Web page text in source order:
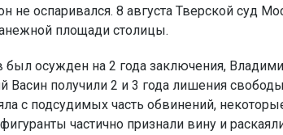
не оспаривался. 8 августа Тверской суд
площади столицы.
осужден на 2 года заключения,
Васин получили 2 и 3 года лишения
с подсудимых часть обвинений,
частично признали вину и